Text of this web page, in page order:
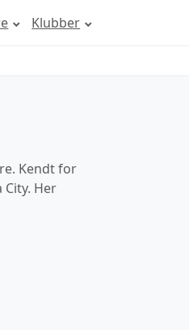
Klubber
Kendt for
Her